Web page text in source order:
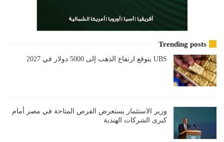
Trending posts
UBS يتوقع ارتفاع الذهب إلى 5000 دولار في 2027
وزير الاستثمار يستعرض الفرص المتاحة في مصر أمام
كبرى الشركات الهندية